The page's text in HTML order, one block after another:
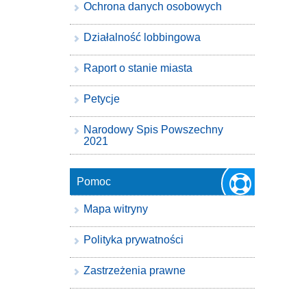
Ochrona danych osobowych
Działalność lobbingowa
Raport o stanie miasta
Petycje
Narodowy Spis Powszechny
2021
Pomoc
Mapa witryny
Polityka prywatności
Zastrzeżenia prawne